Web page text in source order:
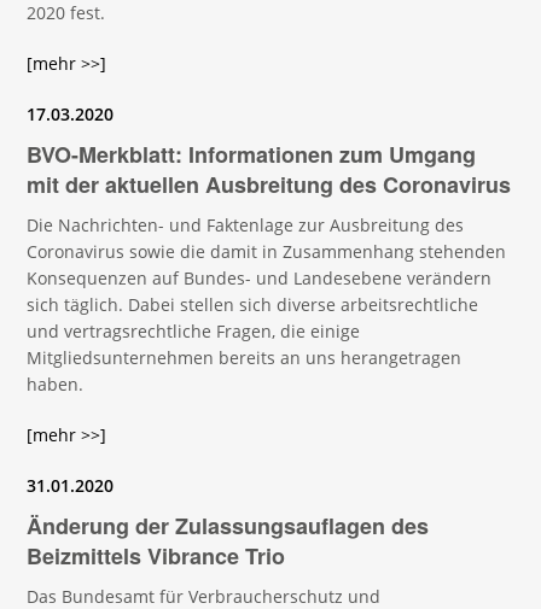
2020 fest.
[mehr >>]
17.03.2020
BVO-Merkblatt: Informationen zum Umgang
mit der aktuellen Ausbreitung des Coronavirus
Die Nachrichten- und Faktenlage zur Ausbreitung des
Coronavirus sowie die damit in Zusammenhang stehenden
Konsequenzen auf Bundes- und Landesebene verändern
sich täglich. Dabei stellen sich diverse arbeitsrechtliche
und vertragsrechtliche Fragen, die einige
Mitgliedsunternehmen bereits an uns herangetragen
haben.
[mehr >>]
31.01.2020
Änderung der Zulassungsauflagen des
Beizmittels Vibrance Trio
Das Bundesamt für Verbraucherschutz und